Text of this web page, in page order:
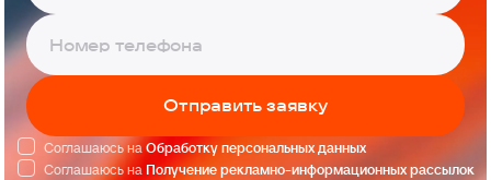
Отправить заявку
Соглашаюсь наОбработку персональных данных
Соглашаюсь на Получение рекламно-информационных рассылок